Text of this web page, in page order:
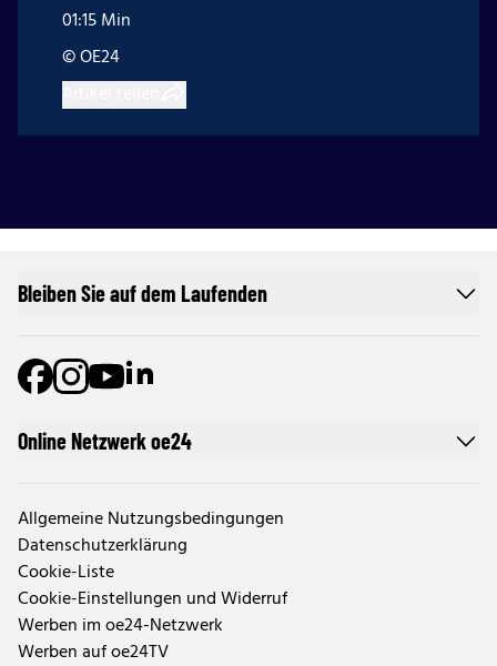
01:15 Min
© OE24
Online Netzwerk oe24
Allgemeine Nutzungsbedingungen
Datenschutzerklärung
Cookie-Liste
Cookie-Einstellungen und Widerruf
Werben im oe24-Netzwerk
Werben auf oe24TV
Bleiben Sie auf dem Laufenden